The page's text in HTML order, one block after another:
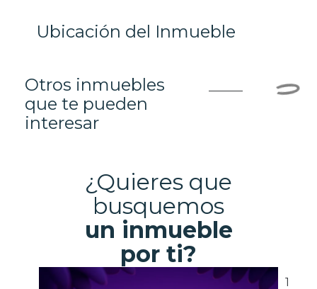
Ubicación del Inmueble
Otros inmuebles
que te pueden
interesar
¿Quieres que
busquemos
un inmueble
por ti?
1